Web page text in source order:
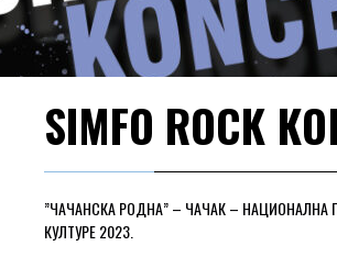
SIMFO ROCK
”ЧАЧАНСКА РОДНА” – ЧАЧАК – НАЦИОНАЛНА
КУЛТУРЕ 2023.